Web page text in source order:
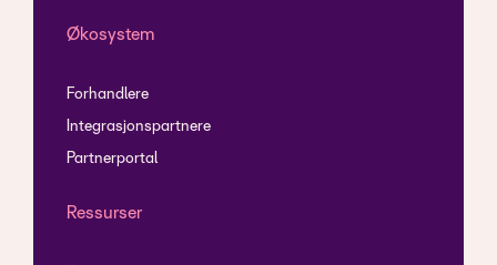
Økosystem
Forhandlere
Integrasjonspartnere
Partnerportal
Ressurser